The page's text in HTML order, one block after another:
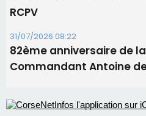
06/08/2026 15:04
Alata - Soirée Tango
Benedetto
05/08/2026 09:53
procession le 14 août